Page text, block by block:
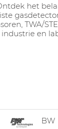
het
TWA/
en
BW